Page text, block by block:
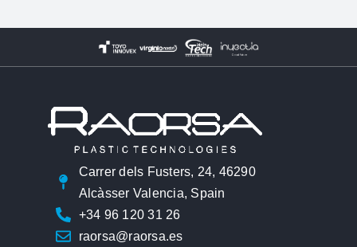
Carrer dels Fusters, 24, 46290
Alcàsser Valencia, Spain
+34 96 120 31 26
raorsa@raorsa.es